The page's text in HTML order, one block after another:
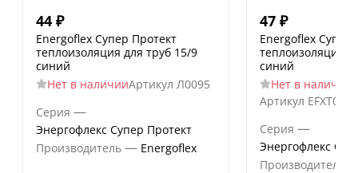
44 ₽
Energoflex Супер Протект
теплоизоляция для труб 15/9
синий
Нет в наличииАртикул Л0095
Серия —
Энергофлекс Супер Протект
Производитель — Energoflex
47 ₽
Energoflex Супер
теплоизоляция
синий
Нет в наличии
Артикул
Серия —
Энергофлекс
Производитель